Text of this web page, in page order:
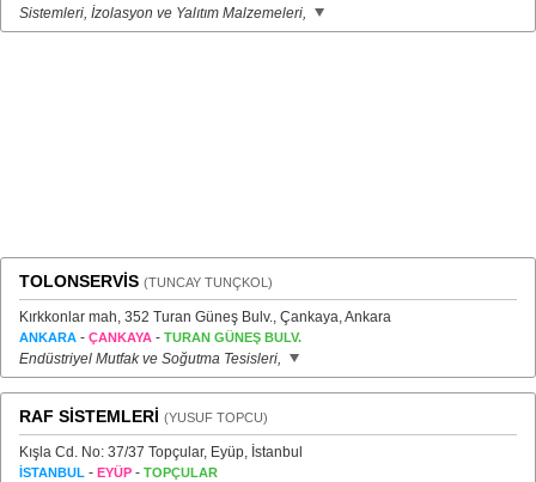
Sistemleri, İzolasyon ve Yalıtım Malzemeleri,
TOLONSERVİS (TUNCAY TUNÇKOL)
Kırkkonlar mah, 352 Turan Güneş Bulv., Çankaya, Ankara
ANKARA - ÇANKAYA - TURAN GÜNEŞ BULV.
Endüstriyel Mutfak ve Soğutma Tesisleri,
RAF SİSTEMLERİ (YUSUF TOPCU)
Kışla Cd. No: 37/37 Topçular, Eyüp, İstanbul
İSTANBUL - EYÜP - TOPÇULAR